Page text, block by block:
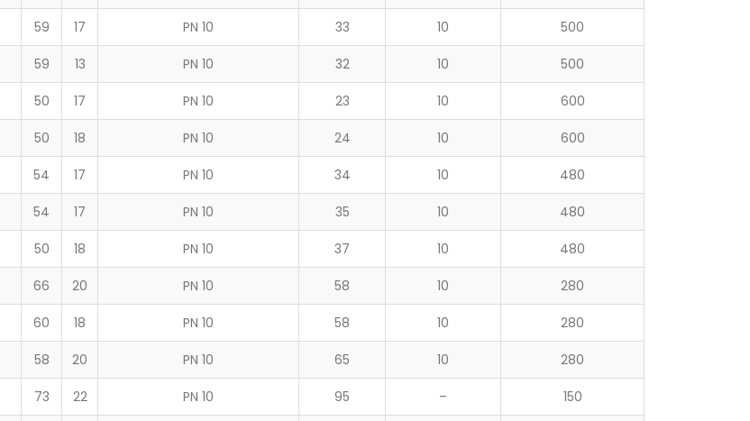
59 17 PN 10 33 10 500
59 13 PN 10 32 10 500
50 17 PN 10 23 10 600
50 18 PN 10 24 10 600
54 17 PN 10 34 10 480
54 17 PN 10 35 10 480
50 18 PN 10 37 10 480
66 20 PN 10 58 10 280
60 18 PN 10 58 10 280
58 20 PN 10 65 10 280
73 22 PN 10 95 – 150